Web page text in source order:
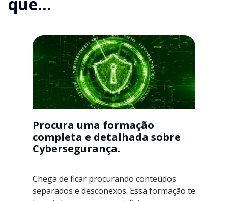
Procura uma formação
completa e detalhada sobre
Cybersegurança.
Chega de ficar procurando conteúdos
separados e desconexos. Essa formação te